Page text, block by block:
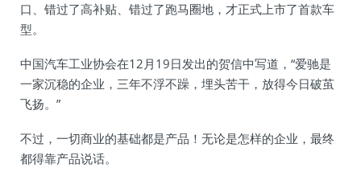
口、错过了高补贴、错过了跑马圈地，才正式上市了首款车
型。
中国汽车工业协会在12月19日发出的贺信中写道，“爱驰是
一家沉稳的企业，三年不浮不躁，埋头苦干，放得今日破茧
飞扬。”
不过，一切商业的基础都是产品！无论是怎样的企业，最终
都得靠产品说话。